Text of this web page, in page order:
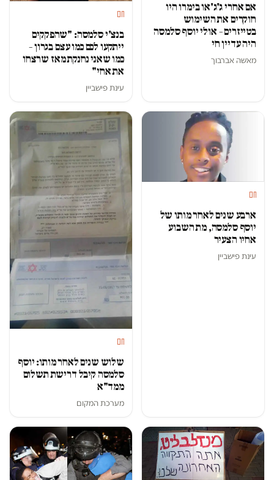
אם אחרי ג'ג'או בימרו היו
חוקרים את השימוש
בטייזרים – אולי יוסף סלמסה
היה עדיין חי
מאשה אברבוך
חם
בנצ'י סלמסה: "שהפקקים
ייתקעו לכם כמו עצם בגרון –
כמו שאני נחנקת מאז שרצחו
את אחי"
עינת פישביין
חם
ארבע שנים לאחר מותו של
יוסף סלמסה, מת השבוע
אחיו הצעיר
עינת פישביין
חם
שלוש שנים לאחר מותו: יוסף
סלמסה קיבל דרישת תשלום
ממד"א
מערכת המקום